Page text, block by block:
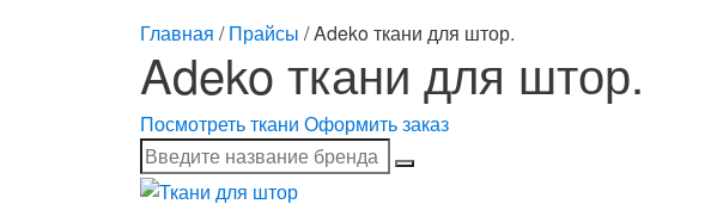
Главная /Прайсы / Adeko ткани для штор.
Adeko ткани для штор.
Посмотреть ткани Оформить заказ